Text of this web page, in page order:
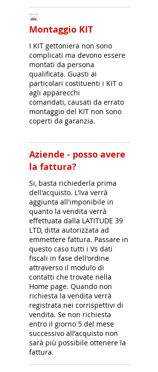
Montaggio KIT
I KIT gettoniera non sono
complicati ma devono essere
montati da persona
qualificata. Guasti ai
particolari costituenti i KIT o
agli apparecchi
comandati, causati da errato
montaggio del KIT non sono
coperti da garanzia.
Aziende - posso avere
la fattura?
Si, basta richiederla prima
dell'acquisto. L'Iva verrà
aggiunta all'imponibile in
quanto la vendita verrà
effettuata dalla LATITUDE 39
LTD, ditta autorizzata ad
emmettere fattura. Passare in
questo caso tutti i Vs dati
fiscali in fase dell'ordine
attraverso il modulo di
contatti che trovate nella
Home page. Quando non
richiesta la vendita verrà
registrata nei corrispettivi di
vendita. Se non richiesta
entro il giorno 5 del mese
successivo all'acquisto non
sarà più possibile ottenere la
fattura.